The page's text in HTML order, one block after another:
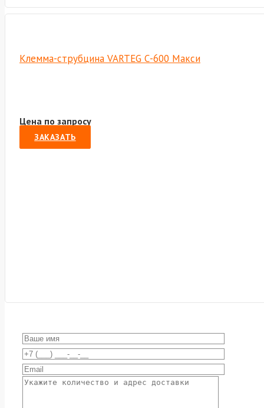
Клемма-струбцина VARTEG С-600 Макси
Цена по запросу
ЗАКАЗАТЬ